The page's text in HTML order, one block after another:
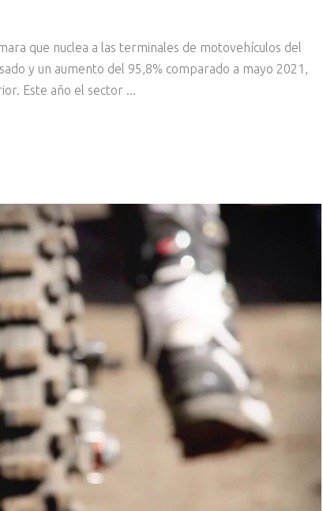
que nuclea a las terminales de motovehículos del
y un aumento del 95,8% comparado a mayo 2021,
Este año el sector